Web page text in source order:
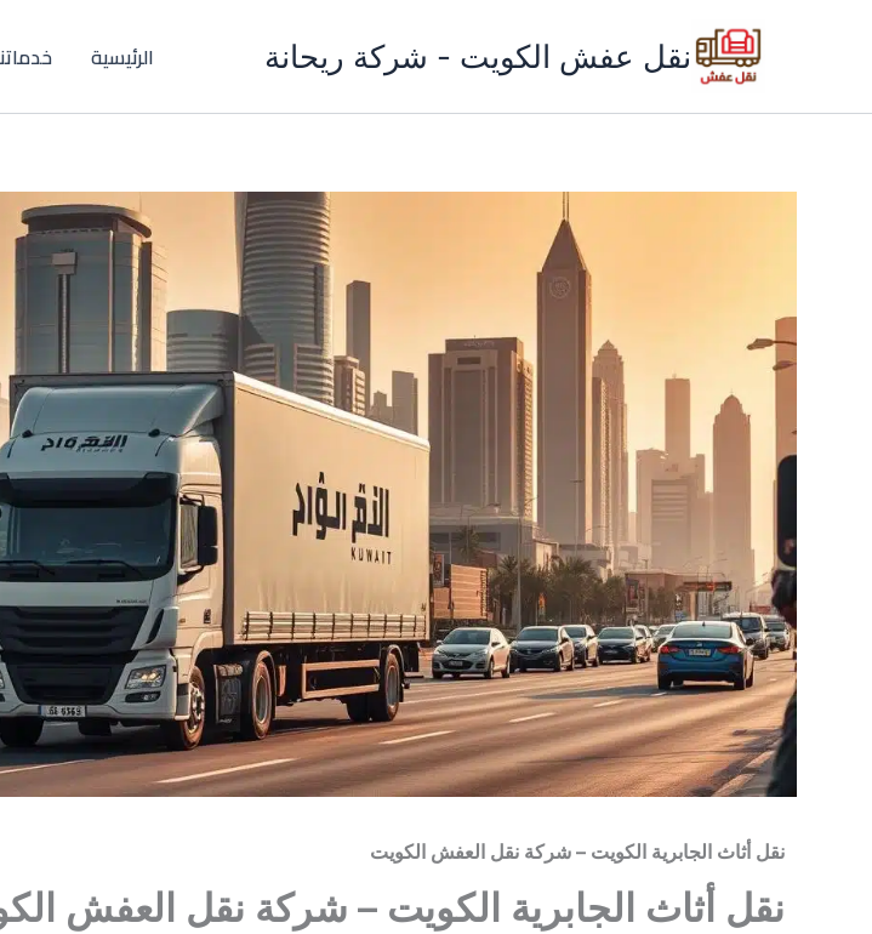
نقل عفش الكويت - شركة ريحانة الرئيسية
نقل أثاث الجابرية الكويت – شركة نقل العفش الكويت
نقل أثاث الجابرية الكويت – شركة نقل العفش